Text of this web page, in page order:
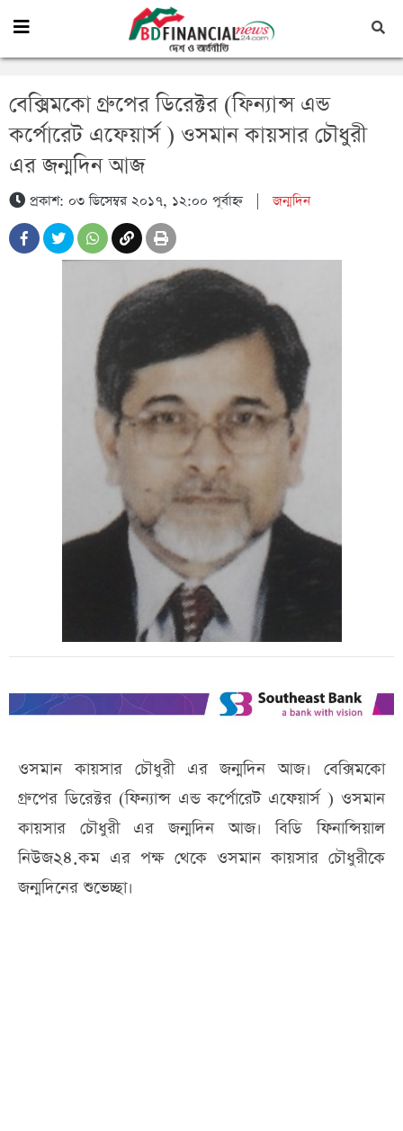
বেক্সিমকো গ্রুপের ডিরেক্টর (ফিন্যান্স এন্ড
কর্পোরেট এফেয়ার্স ) ওসমান কায়সার চৌধুরী
এর জন্মদিন আজ
প্রকাশ: ০৩ ডিসেম্বর ২০১৭, ১২:০০ পূর্বাহ্ন|জন্মদিন
ওসমান কায়সার চৌধুরী এর জন্মদিন আজ। বেক্সিমকো
গ্রুপের ডিরেক্টর (ফিন্যান্স এন্ড কর্পোরেট এফেয়ার্স ) ওসমান
কায়সার চৌধুরী এর জন্মদিন আজ। বিডি ফিনান্সিয়াল
নিউজ২৪.কম এর পক্ষ থেকে ওসমান কায়সার চৌধুরীকে
জন্মদিনের শুভেচ্ছা।